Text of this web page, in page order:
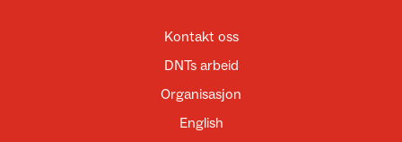
Kontakt oss
DNTs arbeid
Organisasjon
English